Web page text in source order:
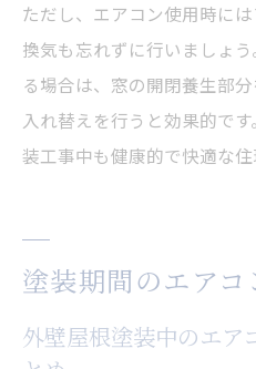
ただし、エアコン使用時に
換気も忘れずに行いましょ
る場合は、窓の開閉養生部
入れ替えを行うと効果的で
装工事中も健康的で快適な住
塗装期間のエア
外壁屋根塗装中のエア